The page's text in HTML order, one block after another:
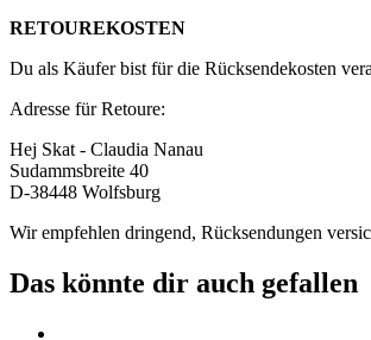
RETOUREKOSTEN
Du als Käufer bist für die Rücksendekosten
Adresse für Retoure:
Hej Skat - Claudia Nanau
Sudammsbreite 40
D-38448 Wolfsburg
Wir empfehlen dringend, Rücksendungen
Das könnte dir auch gefallen